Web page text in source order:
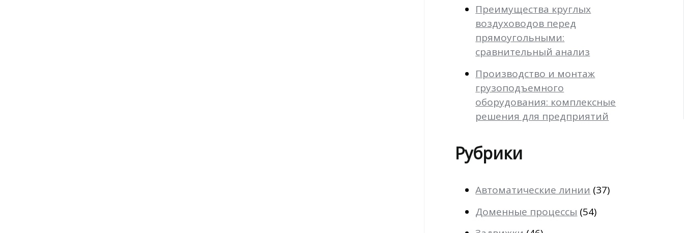
Преимущества круглых
воздуховодов перед
прямоугольными:
сравнительный анализ
Производство и монтаж
грузоподъемного
оборудования: комплексные
решения для предприятий
Рубрики
Автоматические линии (37)
Доменные процессы (54)